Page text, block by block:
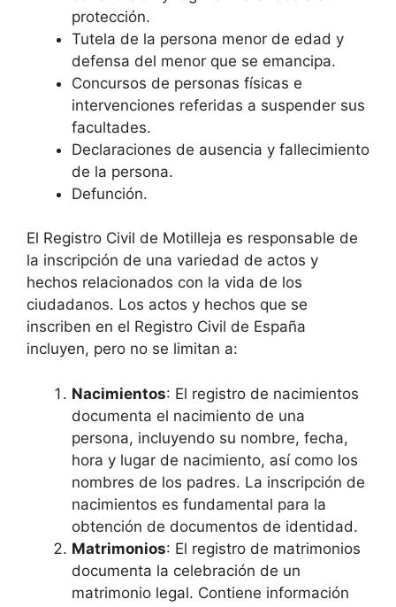
protección.
Tutela de la persona menor de edad y
defensa del menor que se emancipa.
Concursos de personas físicas e
intervenciones referidas a suspender sus
facultades.
Declaraciones de ausencia y fallecimiento
de la persona.
Defunción.
El Registro Civil de Motilleja es responsable de
la inscripción de una variedad de actos y
hechos relacionados con la vida de los
ciudadanos. Los actos y hechos que se
inscriben en el Registro Civil de España
incluyen, pero no se limitan a:
Nacimientos: El registro de nacimientos
documenta el nacimiento de una
persona, incluyendo su nombre, fecha,
hora y lugar de nacimiento, así como los
nombres de los padres. La inscripción de
nacimientos es fundamental para la
obtención de documentos de identidad.
Matrimonios: El registro de matrimonios
documenta la celebración de un
matrimonio legal. Contiene información